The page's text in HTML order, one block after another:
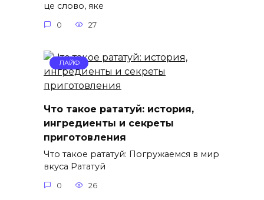
це слово, яке
0 27
ЛАЙФ
Что такое рататуй: история,
ингредиенты и секреты
приготовления
Что такое рататуй: Погружаемся в мир
вкуса Рататуй
0 26